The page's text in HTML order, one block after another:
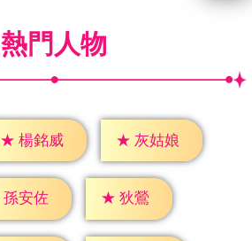
熱門人物
★ 楊銘威 ★ 灰姑娘
孫安佐 ★ 狄鶯